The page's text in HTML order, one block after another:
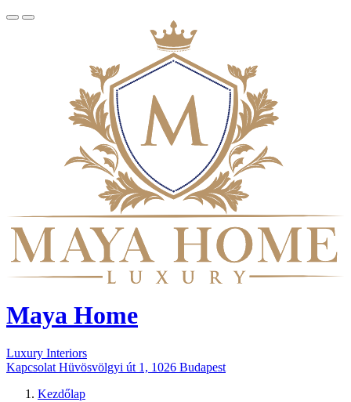
Maya Home
Luxury Interiors
Kapcsolat Hüvösvölgyi út 1, 1026 Budapest
Kezdőlap